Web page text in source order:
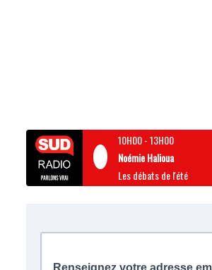
10H00-13H00
Noémie Halioua
Les débats de l'été